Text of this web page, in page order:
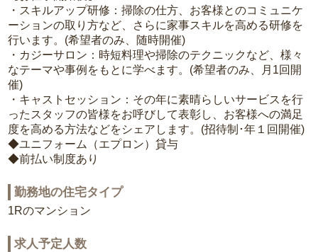
・スキルアップ研修：掃除の仕方、お客様とのコミュニケ
ーションの取り方など、さらに家事スキルを高める研修を
行います。(希望者のみ、随時開催)
・カジーサロン：時短料理や掃除のテクニックなど、様々
なテーマや事例をもとに学べます。(希望者のみ、月1回開
催)
・キャストセッション：その年に素晴らしいサービスを行
ったスタッフの皆様をお呼びして表彰し、お客様への満足
度を高める方法などをシェアします。(招待制･年１回開催)
◆ユニフォーム（エプロン）貸与
◆前払い制度あり
勤務地の住宅タイプ
1Rのマンション
求人予定人数